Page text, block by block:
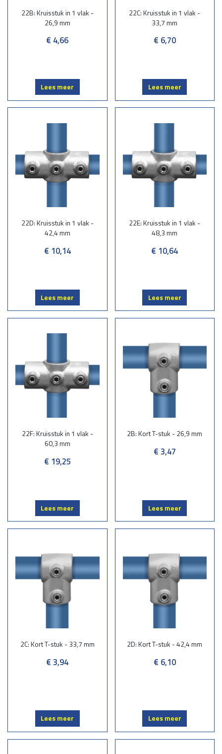
22B: Kruisstuk in 1 vlak -
26,9 mm
€ 4,66
Lees meer
22C: Kruisstuk in 1 vlak -
33,7 mm
€ 6,70
Lees meer
22D: Kruisstuk in 1 vlak -
42,4 mm
€ 10,14
Lees meer
22E: Kruisstuk in 1 vlak -
48,3 mm
€ 10,64
Lees meer
22F: Kruisstuk in 1 vlak -
60,3 mm
€ 19,25
Lees meer
2B: Kort T-stuk - 26,9 mm
€ 3,47
Lees meer
2C: Kort T-stuk - 33,7 mm
€ 3,94
Lees meer
2D: Kort T-stuk - 42,4 mm
€ 6,10
Lees meer